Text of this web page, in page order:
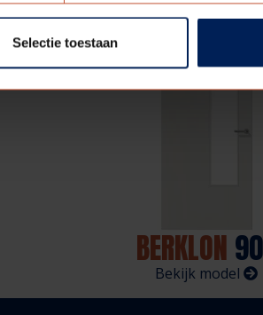
Selectie toestaan
BERKLON
Bekijk model